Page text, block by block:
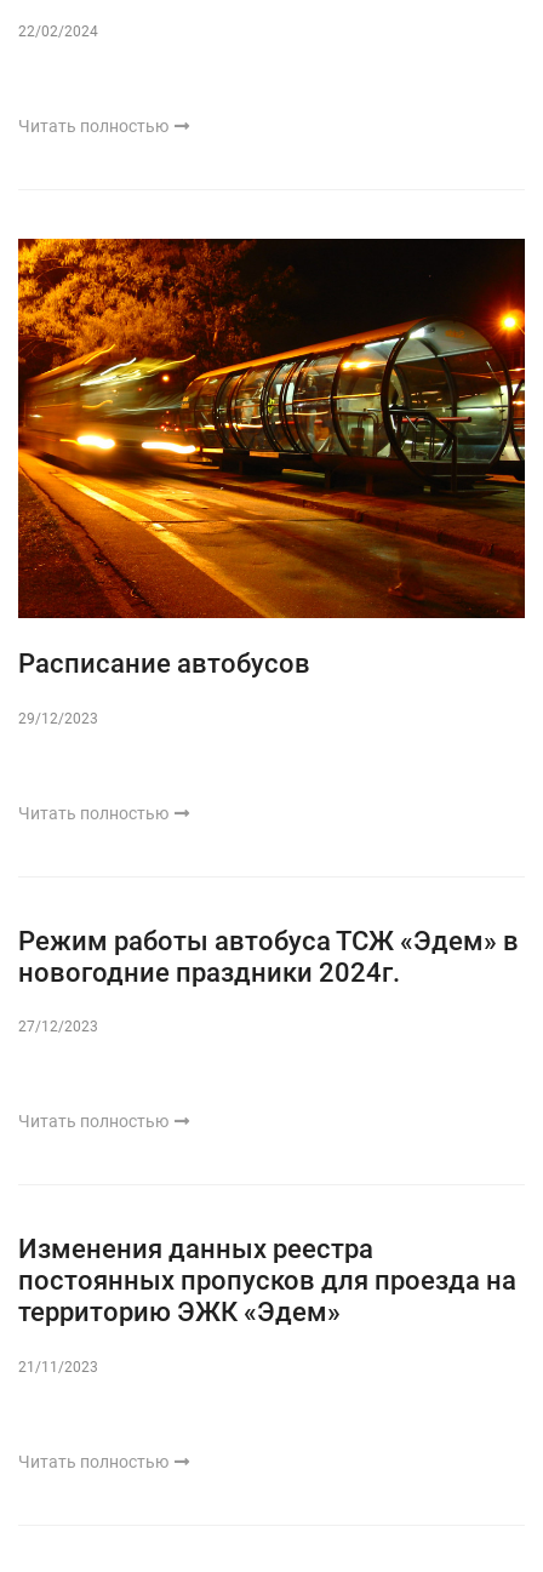
22/02/2024
Читать полностью
Расписание автобусов
29/12/2023
Читать полностью
Режим работы автобуса ТСЖ «Эдем» в
новогодние праздники 2024г.
27/12/2023
Читать полностью
Изменения данных реестра
постоянных пропусков для проезда на
территорию ЭЖК «Эдем»
21/11/2023
Читать полностью